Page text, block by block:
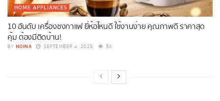
HOME APPLIANCES
10 อันดับ เครื่องชงกาแฟ ยี่ห้อไหนดี ใช้งานง่าย คุณภาพดี ราคาสุด
คุ้ม ต้องมีติดบ้าน!
BY NOINA SEPTEMBER 4, 2025 5K